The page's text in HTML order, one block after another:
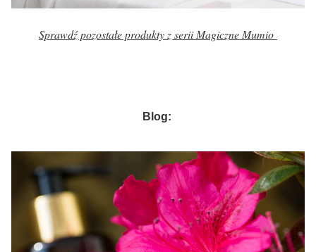
Sprawdź pozostałe produkty z serii Magiczne Mumio
Blog: